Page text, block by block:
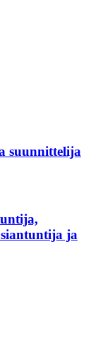
suunnittelija
ja